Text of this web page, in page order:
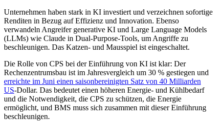
Unternehmen haben stark in KI investiert und verzeichnen sofortige
Renditen in Bezug auf Effizienz und Innovation. Ebenso
verwandeln Angreifer generative KI und Large Language Models
(LLMs) wie Claude in Dual-Purpose-Tools, um Angriffe zu
beschleunigen. Das Katzen- und Mausspiel ist eingeschaltet.
Die Rolle von CPS bei der Einführung von KI ist klar: Der
Rechenzentrumsbau ist im Jahresvergleich um 30 % gestiegen und
erreichte im Juni einen saisonbereinigten Satz von 40 Milliarden
US-Dollar. Das bedeutet einen höheren Energie- und Kühlbedarf
und die Notwendigkeit, die CPS zu schützen, die Energie
ermöglicht, und BMS muss sich zusammen mit dieser Einführung
beschleunigen.